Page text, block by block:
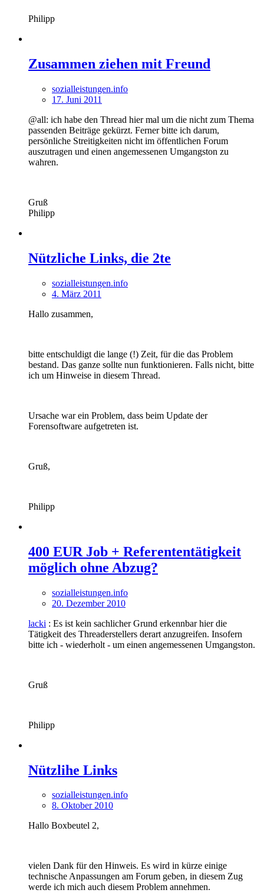
Philipp
Zusammen ziehen mit Freund
sozialleistungen.info
17. Juni 2011
@all: ich habe den Thread hier mal um die nicht zum Thema
passenden Beiträge gekürzt. Ferner bitte ich darum,
persönliche Streitigkeiten nicht im öffentlichen Forum
auszutragen und einen angemessenen Umgangston zu
wahren.
Gruß
Philipp
Nützliche Links, die 2te
sozialleistungen.info
4. März 2011
Hallo zusammen,
bitte entschuldigt die lange (!) Zeit, für die das Problem
bestand. Das ganze sollte nun funktionieren. Falls nicht, bitte
ich um Hinweise in diesem Thread.
Ursache war ein Problem, dass beim Update der
Forensoftware aufgetreten ist.
Gruß,
Philipp
400 EUR Job + Referententätigkeit
möglich ohne Abzug?
sozialleistungen.info
20. Dezember 2010
lacki : Es ist kein sachlicher Grund erkennbar hier die
Tätigkeit des Threaderstellers derart anzugreifen. Insofern
bitte ich - wiederholt - um einen angemessenen Umgangston.
Gruß
Philipp
Nützlihe Links
sozialleistungen.info
8. Oktober 2010
Hallo Boxbeutel 2,
vielen Dank für den Hinweis. Es wird in kürze einige
technische Anpassungen am Forum geben, in diesem Zug
werde ich mich auch diesem Problem annehmen.